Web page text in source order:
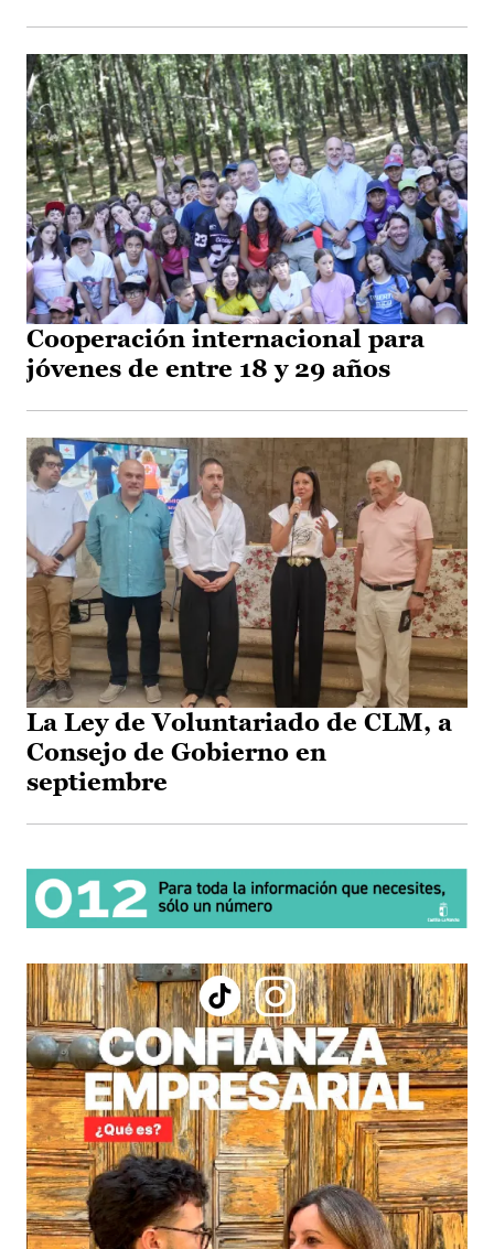
Cooperación internacional para
jóvenes de entre 18 y 29 años
La Ley de Voluntariado de CLM, a
Consejo de Gobierno en
septiembre